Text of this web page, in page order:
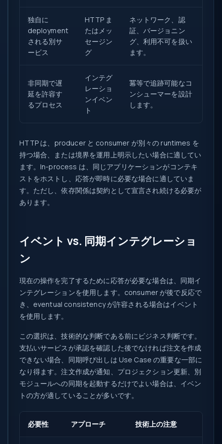
独自に
deployment
される別サ
ービス
HTTP ま
たはメッ
セージン
グ
ネットワーク、認
証、バージョニン
グ、利用不可を扱い
ます。
非同期で遅
延を許容す
るプロセス
インテグ
レーショ
ンイベン
ト
冪等で追跡可能なコ
ンシューマーを設計
します。
HTTP は、producer と consumer が別々の runtimes を
持つ場合、または境界を運用上明示したい場合に適してい
ます。In-process は、同じアプリケーションがコンテキ
ストをホストし、応答が即時に必要な場合に適していま
す。ただし、依存関係は契約として宣言され続ける必要が
あります。
イベント vs. 同期インテグレーショ
ン
現在の操作を完了するために応答が必要な場合は、同期イ
ンテグレーションを使用します。consumer が後で反応で
き、eventual consistency が許容される場合はイベント
を使用します。
この選択は、技術的な判断である前にビジネス判断です。
支払いサービスが承認を確認した後でなければ注文を作成
できない場合、同期呼び出しは Use Case の重要な一部に
なり得ます。注文作成が通知、プロジェクション更新、別
モジュールへの同期を起動するだけでよい場合は、イベン
トの方が適していることが多いです。
必要性 アプローチ 技術上の注意